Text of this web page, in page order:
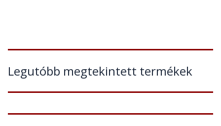
Legutóbb megtekintett termékek